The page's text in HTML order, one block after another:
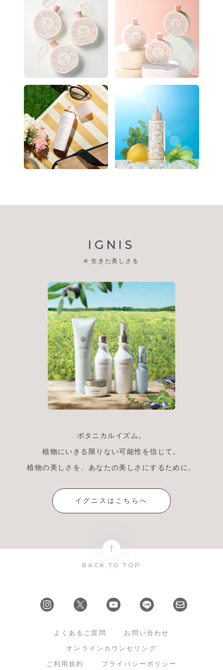
IGNIS
# 生きた美しさを
ボタニカルイズム。
植物にいきる限りない可能性を信じて。
植物の美しさを、あなたの美しさにするために。
イグニスはこちらへ
BACK TO TOP
よくあるご質問 お問い合わせ
オンラインカウンセリング
ご利用規約 プライバシーポリシー